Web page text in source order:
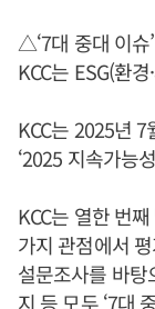
△‘7대 중대 이슈
KCC는 ESG(환
KCC는 2025년
‘2025 지속가능
KCC는 열한 번
가지 관점에서
설문조사를 바
지 등 모두 ‘7대